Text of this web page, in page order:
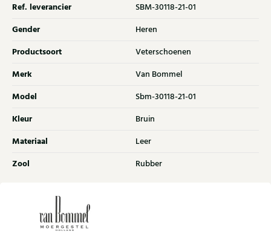
Ref. leverancier SBM-30118-21-01
Gender Heren
Productsoort Veterschoenen
Merk Van Bommel
Model Sbm-30118-21-01
Kleur Bruin
Materiaal Leer
Zool Rubber